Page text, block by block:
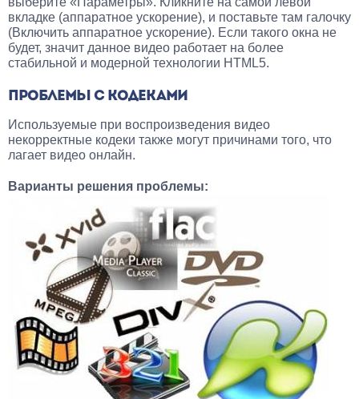
вкладке (аппаратное ускорение), и поставьте там галочку
(Включить аппаратное ускорение). Если такого окна не
будет, значит данное видео работает на более
стабильной и модерной технологии HTML5.
ПРОБЛЕМЫ С КОДЕКАМИ
Используемые при воспроизведения видео
некорректные кодеки также могут причинами того, что
лагает видео онлайн.
Варианты решения проблемы: